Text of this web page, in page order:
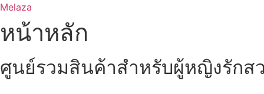
Skip
content
Melaza
หน้าหลัก
ศูนย์รวมสินค้าสำหรับผู้หญิงรักส